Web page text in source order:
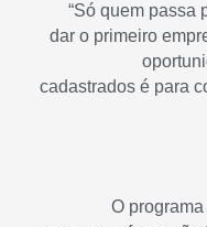
“Só quem passa
dar o primeiro
cadastrados é para
O